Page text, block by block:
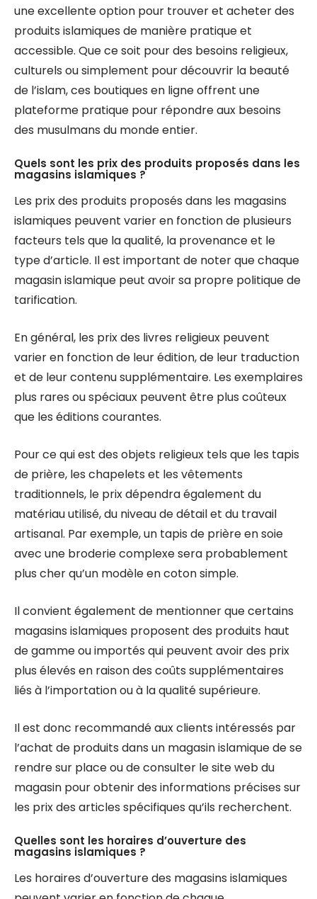
une excellente option pour trouver et acheter des
produits islamiques de manière pratique et
accessible. Que ce soit pour des besoins religieux,
culturels ou simplement pour découvrir la beauté
de l’islam, ces boutiques en ligne offrent une
plateforme pratique pour répondre aux besoins
des musulmans du monde entier.
Quels sont les prix des produits proposés dans les
magasins islamiques ?
Les prix des produits proposés dans les magasins
islamiques peuvent varier en fonction de plusieurs
facteurs tels que la qualité, la provenance et le
type d’article. Il est important de noter que chaque
magasin islamique peut avoir sa propre politique de
tarification.
En général, les prix des livres religieux peuvent
varier en fonction de leur édition, de leur traduction
et de leur contenu supplémentaire. Les exemplaires
plus rares ou spéciaux peuvent être plus coûteux
que les éditions courantes.
Pour ce qui est des objets religieux tels que les tapis
de prière, les chapelets et les vêtements
traditionnels, le prix dépendra également du
matériau utilisé, du niveau de détail et du travail
artisanal. Par exemple, un tapis de prière en soie
avec une broderie complexe sera probablement
plus cher qu’un modèle en coton simple.
Il convient également de mentionner que certains
magasins islamiques proposent des produits haut
de gamme ou importés qui peuvent avoir des prix
plus élevés en raison des coûts supplémentaires
liés à l’importation ou à la qualité supérieure.
Il est donc recommandé aux clients intéressés par
l’achat de produits dans un magasin islamique de se
rendre sur place ou de consulter le site web du
magasin pour obtenir des informations précises sur
les prix des articles spécifiques qu’ils recherchent.
Quelles sont les horaires d’ouverture des
magasins islamiques ?
Les horaires d’ouverture des magasins islamiques